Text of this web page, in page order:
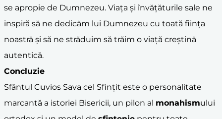
se apropie de Dumnezeu. Viața și învățăturile sale ne
inspiră să ne dedicăm lui Dumnezeu cu toată ființa
noastră și să ne străduim să trăim o viață creștină
autentică.
Concluzie
Sfântul Cuvios Sava cel Sfințit este o personalitate
marcantă a istoriei Bisericii, un pilon al monahismului